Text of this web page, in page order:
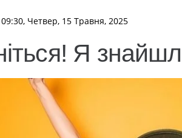
09:30, Четвер, 15 Травня, 2025
Я